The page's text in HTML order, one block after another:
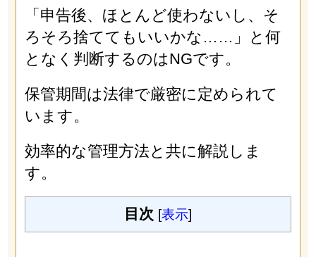
「申告後、ほとんど使わないし、そ
ろそろ捨ててもいいかな……」と何
となく判断するのはNGです。
保管期間は法律で厳密に定められて
います。
効率的な管理方法と共に解説しま
す。
目次 [表示]